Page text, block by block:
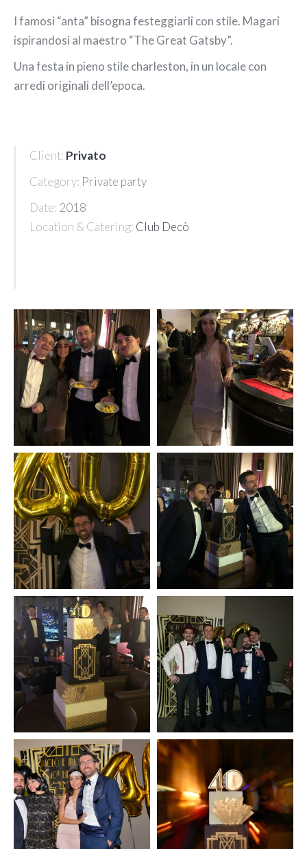
I famosi “anta” bisogna festeggiarli con stile. Magari
ispirandosi al maestro “The Great Gatsby”.
Una festa in pieno stile charleston, in un locale con
arredi originali dell’epoca.
Client: Privato
Category: Private party
Date: 2018
Location & Catering: Club Decò